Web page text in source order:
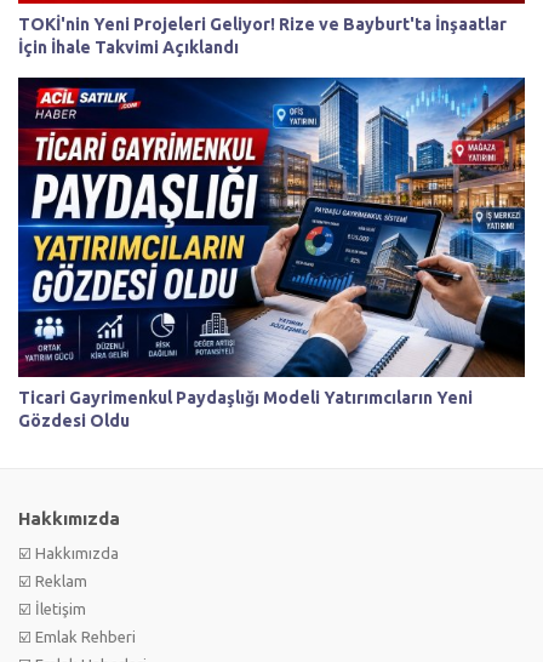
TOKİ'nin Yeni Projeleri Geliyor! Rize ve Bayburt'ta İnşaatlar
İçin İhale Takvimi Açıklandı
Ticari Gayrimenkul Paydaşlığı Modeli Yatırımcıların Yeni
Gözdesi Oldu
Hakkımızda
☑️ Hakkımızda
☑️ Reklam
☑️ İletişim
☑️ Emlak Rehberi